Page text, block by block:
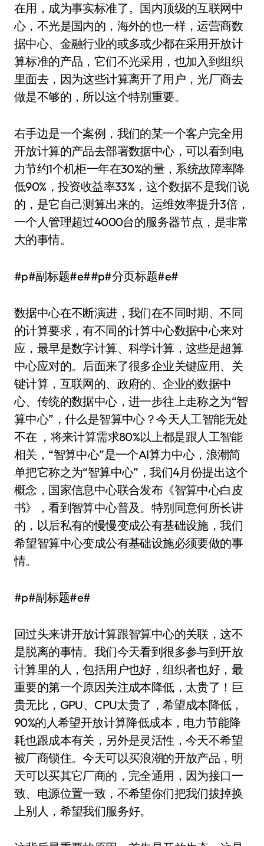
在用，成为事实标准了。国内顶级的互联网中
心，不光是国内的，海外的也一样，运营商数
据中心、金融行业的或多或少都在采用开放计
算标准的产品，它们不光采用，也加入到组织
里面去，因为这些计算离开了用户，光厂商去
做是不够的，所以这个特别重要。
右手边是一个案例，我们的某一个客户完全用
开放计算的产品去部署数据中心，可以看到电
力节约1个机柜一年在30%的量，系统故障率降
低90%，投资收益率33%，这个数据不是我们说
的，是它自己测算出来的。运维效率提升3倍，
一个人管理超过4000台的服务器节点，是非常
大的事情。
#p#副标题#e##p#分页标题#e#
数据中心在不断演进，我们在不同时期、不同
的计算要求，有不同的计算中心数据中心来对
应，最早是数字计算、科学计算，这些是超算
中心应对的。后面来了很多企业关键应用、关
键计算，互联网的、政府的、企业的数据中
心、传统的数据中心，进一步往上走称之为“智
算中心”，什么是智算中心？今天人工智能无处
不在 ，将来计算需求80%以上都是跟人工智能
相关，“智算中心”是一个AI算力中心，浪潮简
单把它称之为“智算中心”，我们4月份提出这个
概念，国家信息中心联合发布《智算中心白皮
书》，看到智算中心普及。特别同意何所长讲
的，以后私有的慢慢变成公有基础设施，我们
希望智算中心变成公有基础设施必须要做的事
情。
#p#副标题#e#
回过头来讲开放计算跟智算中心的关联，这不
是脱离的事情。我们今天看到很多参与到开放
计算里的人，包括用户也好，组织者也好，最
重要的第一个原因关注成本降低，太贵了！巨
贵无比，GPU、CPU太贵了，希望成本降低，
90%的人希望开放计算降低成本，电力节能降
耗也跟成本有关，另外是灵活性，今天不希望
被厂商锁住。今天可以买浪潮的开放产品，明
天可以买其它厂商的，完全通用，因为接口一
致、电源位置一致，不希望你们把我们拔掉换
上别人，希望我们服务好。